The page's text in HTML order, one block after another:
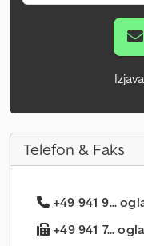
Telefon & Faks
+49 941 9...
+49 941 7...